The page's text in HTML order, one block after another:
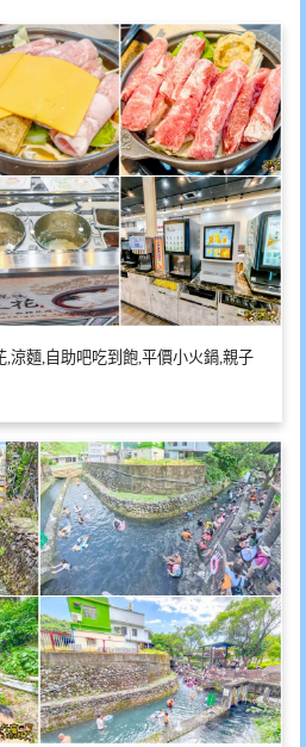
,涼麵,自助吧吃到飽,平價小火鍋,親子